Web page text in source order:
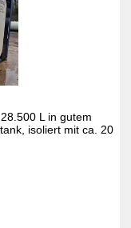
L in gutem
isoliert mit ca. 20